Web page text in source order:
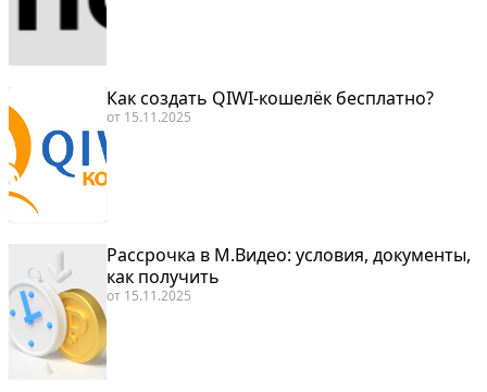
Как создать QIWI-кошелёк бесплатно?
от 15.11.2025
Рассрочка в М.Видео: условия, документы,
как получить
от 15.11.2025